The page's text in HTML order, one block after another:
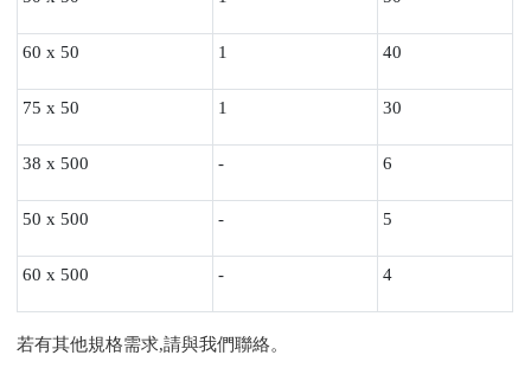
60 x 50 1 40
75 x 50 1 30
38 x 500 - 6
50 x 500 - 5
60 x 500 - 4
若有其他規格需求,請與我們聯絡。